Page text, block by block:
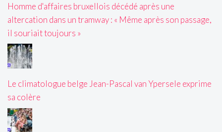
Homme d'affaires bruxellois décédé après une
altercation dans un tramway : « Même après son passage,
il souriait toujours »
Le climatologue belge Jean-Pascal van Ypersele exprime
sa colère